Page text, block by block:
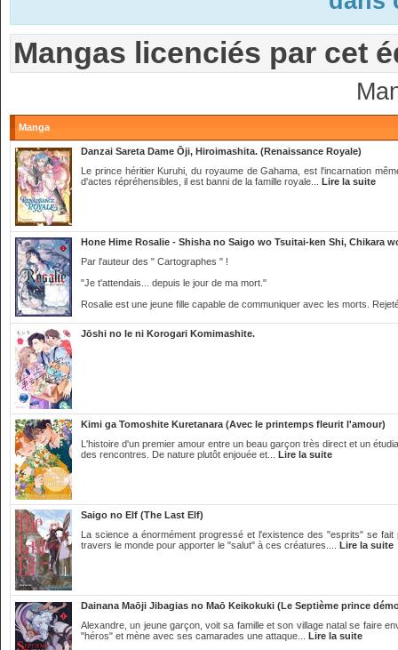
Mangas licenciés par cet
Manga
Danzai Sareta Dame Ōji, Hiroimashita. (Renaissance Royale)
Le prince héritier Kuruhi, du royaume de Gahama, est l'incarnation
d'actes répréhensibles, il est banni de la famille royale... Lire la suite
Hone Hime Rosalie - Shisha no Saigo wo Tsuitai-ken Shi, Chikara
Par l'auteur des " Cartographes " !
"Je t'attendais... depuis le jour de ma mort."
Rosalie est une jeune fille capable de communiquer avec les morts.
Jōshi no Ie ni Korogari Komimashite.
Kimi ga Tomoshite Kuretanara (Avec le printemps fleurit l'amour)
L'histoire d'un premier amour entre un beau garçon très direct et un
des rencontres. De nature plutôt enjouée et... Lire la suite
Saigo no Elf (The Last Elf)
La science a énormément progressé et l'existence des "esprits" se
travers le monde pour apporter le "salut" à ces créatures.... Lire la suite
Dainana Maōji Jibagias no Maō Keikokuki (Le Septième prince
Alexandre, un jeune garçon, voit sa famille et son village natal se faire
"héros" et mène avec ses camarades une attaque... Lire la suite